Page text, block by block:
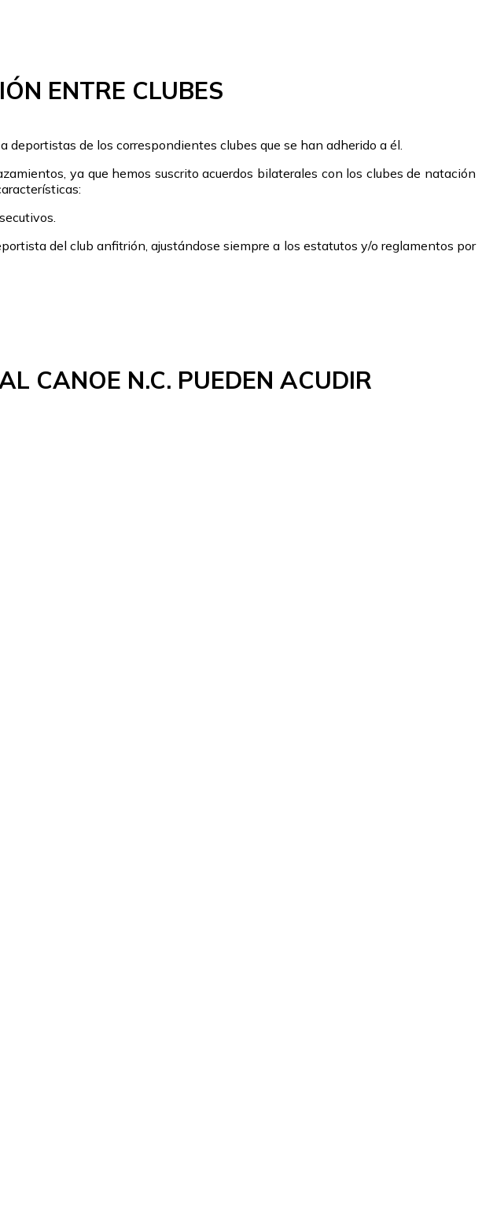
ENTRE CLUBES
de los correspondientes clubes que se han adherido a él.
ya que hemos suscrito acuerdos bilaterales con los clubes de natación
del club anfitrión, ajustándose siempre a los estatutos y/o reglamentos por
CANOE N.C. PUEDEN ACUDIR